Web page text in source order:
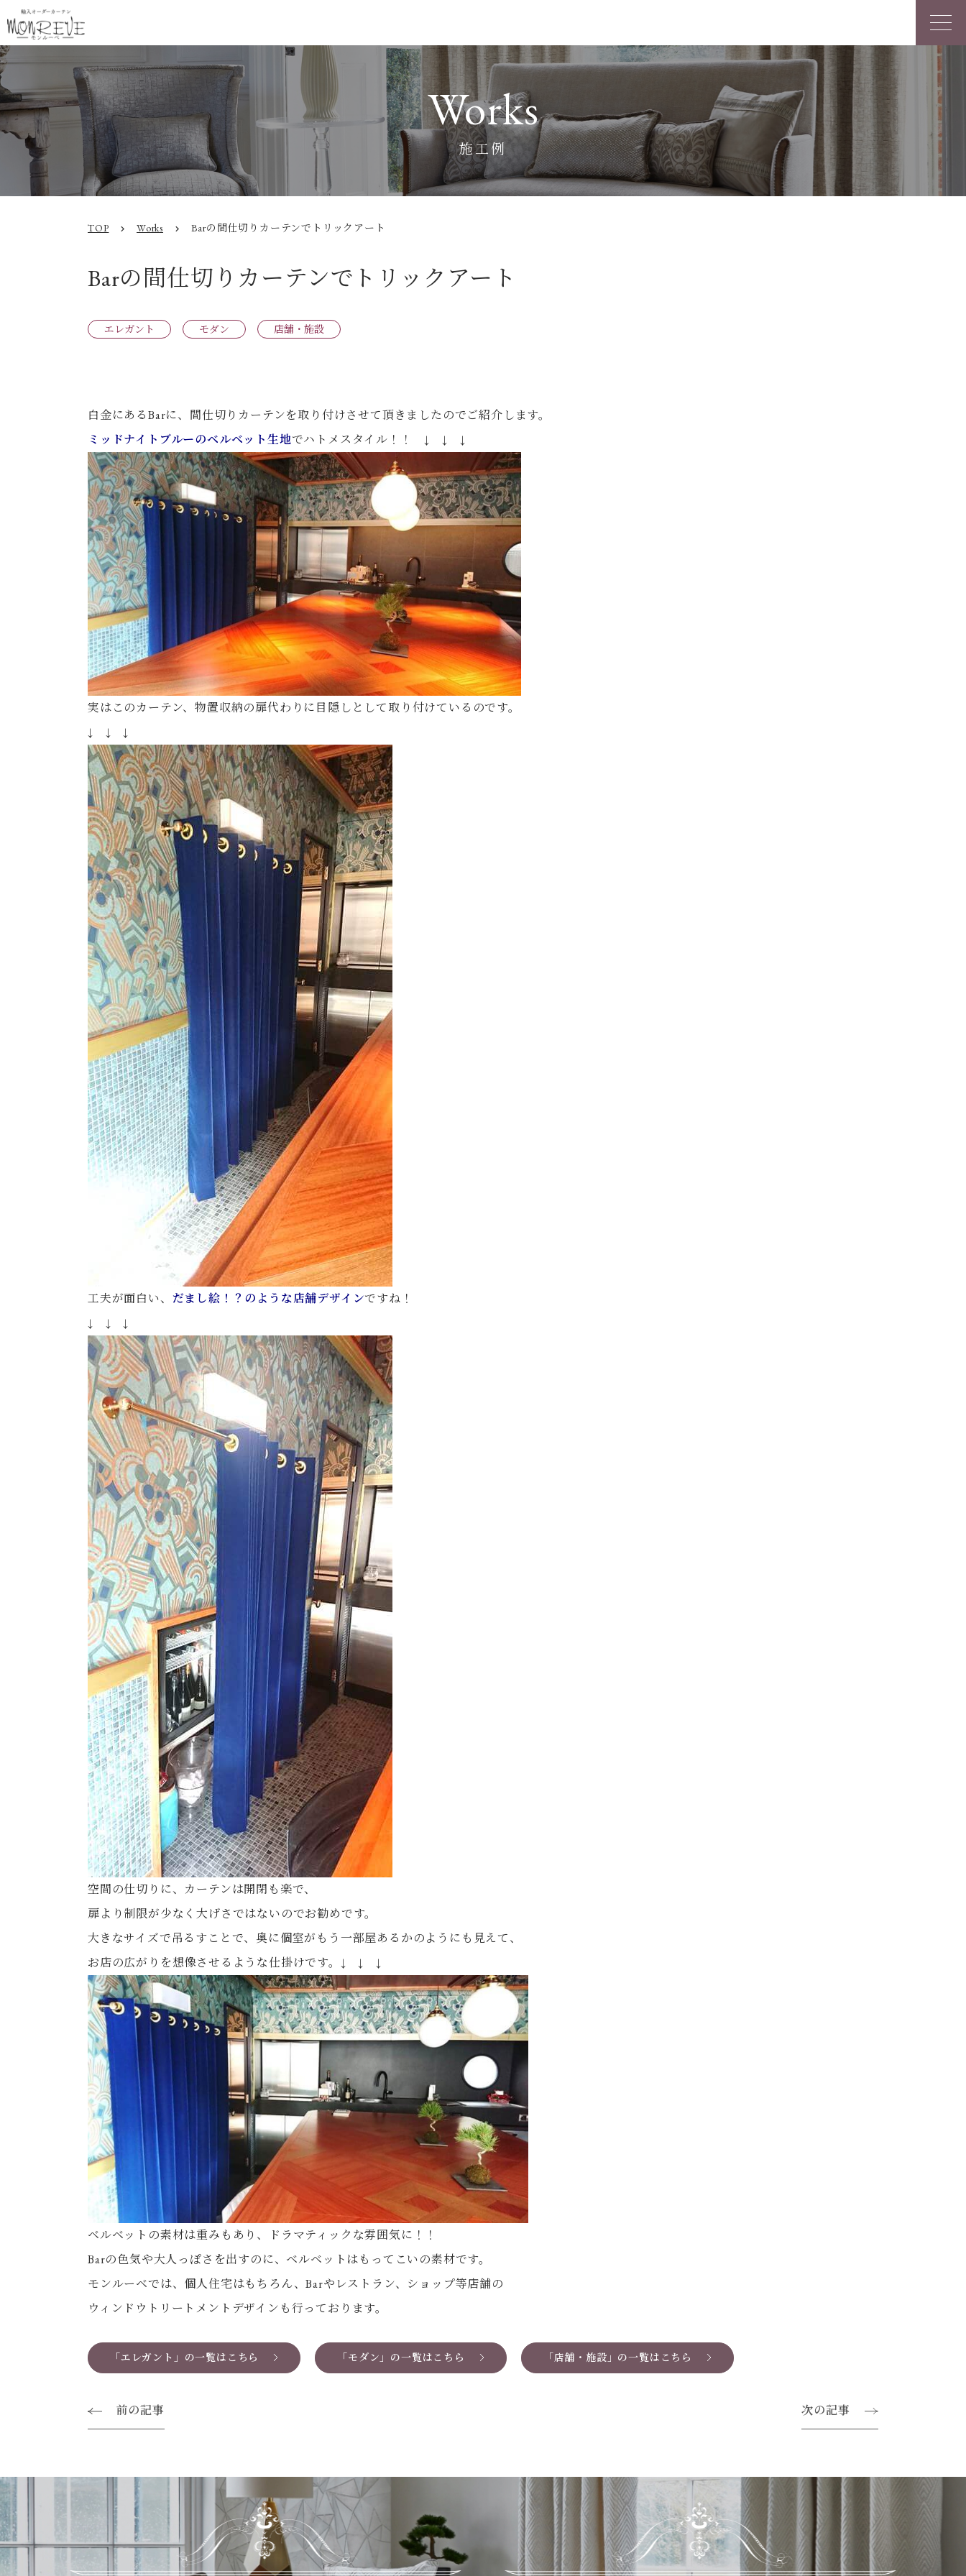
Works
施工例
TOP chevron_right Works chevron_right Barの間仕切りカーテンでトリックアート
Barの間仕切りカーテンでトリックアート
エレガント モダン 店舗・施設
白金にあるBarに、間仕切りカーテンを取り付けさせて頂きましたのでご紹介します。
ミッドナイトブルーのベルベット生地でハトメスタイル！！ ↓ ↓ ↓
実はこのカーテン、物置収納の扉代わりに目隠しとして取り付けているのです。
↓ ↓ ↓
工夫が面白い、 だまし絵！？のような店舗デザインですね！
↓ ↓ ↓
空間の仕切りに、カーテンは開閉も楽で、
扉より制限が少なく大げさではないのでお勧めです。
大きなサイズで吊るすことで、奥に個室がもう一部屋あるかのようにも見えて、
お店の広がりを想像させるような仕掛けです。↓ ↓ ↓
ベルベットの素材は重みもあり、ドラマティックな雰囲気に！！
Barの色気や大人っぽさを出すのに、ベルベットはもってこいの素材です。
モンルーベでは、個人住宅はもちろん、Barやレストラン、ショップ等店舗の
ウィンドウトリートメントデザインも行っております。
「エレガント」の一覧はこちら 「モダン」の一覧はこちら 「店舗・施設」の一覧はこちら
前の記事 次の記事